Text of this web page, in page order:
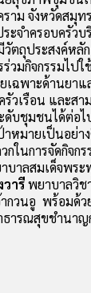
ราม จังหวัดสมุ
จำครอบครัวบ
วัตถุประสงค์หลั
วมกิจกรรมไป
ฉพาะด้านยาแ
วเรือน และส
ดับชุมชนได้ต่อไ
าหมายเป็นอย่า
กในการจัดกิจ
บาลสมเด็จพร
ารีพยาบาลวิ
กวนอู พร้อมด้ว
ธารณสุขชำนา